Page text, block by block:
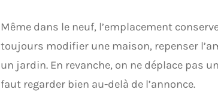
Même dans le neuf, l’emplacement
toujours modifier une maison, repenser
un jardin. En revanche, on ne déplace pas
faut regarder bien au-delà de l’annonce.